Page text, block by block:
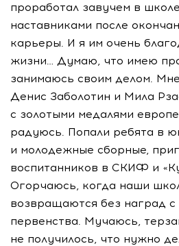
проработал завучем в
наставниками после
карьеры. И я им очень
жизни… Думаю, что имею
занимаюсь своим делом.
Денис Заболотин и Мила
с золотыми медалями
радуюсь. Попали ребята в
и молодежные сборные,
воспитанников в СКИФ и
Огорчаюсь, когда наши
возвращаются без наград с
первенства. Мучаюсь,
не получилось, что нужно